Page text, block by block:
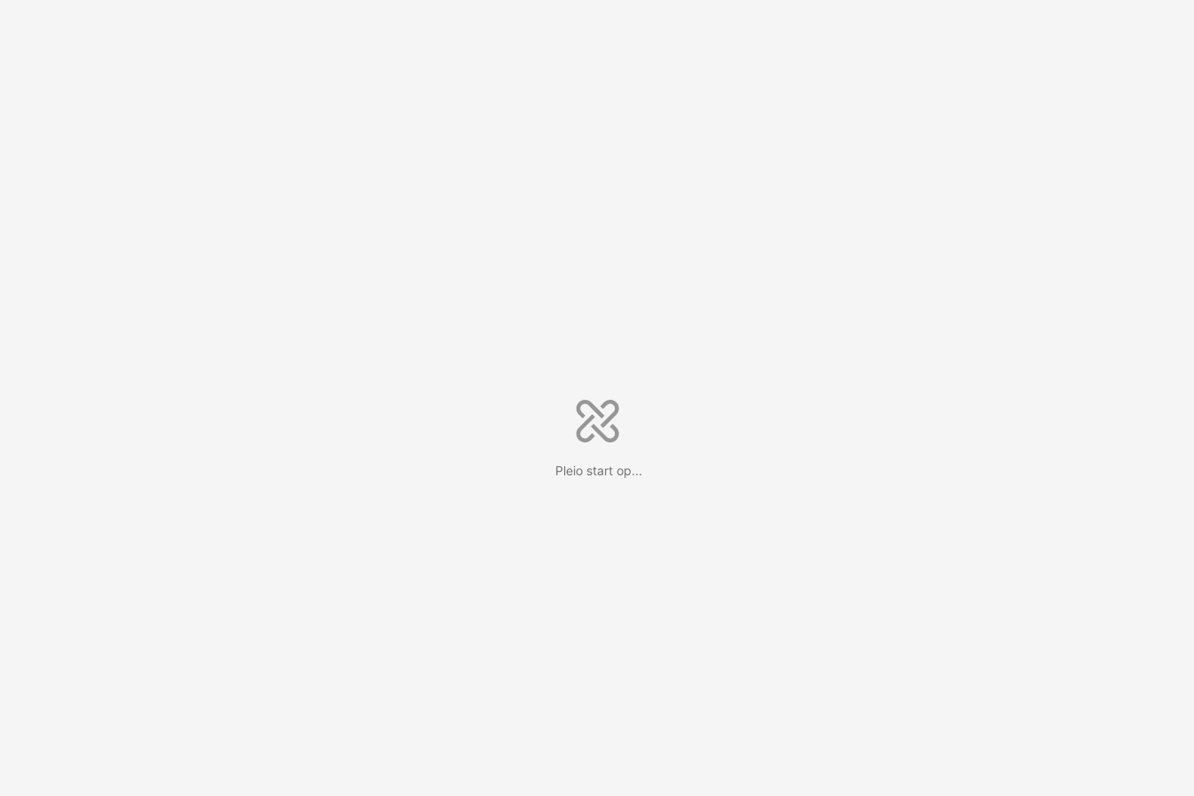
Pleio start op...